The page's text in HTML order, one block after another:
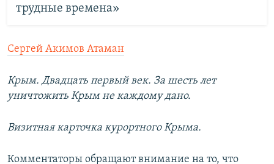
трудные времена»
Сергей Акимов Атаман
Крым. Двадцать первый век. За шесть лет
уничтожить Крым не каждому дано.
Визитная карточка курортного Крыма.
Комментаторы обращают внимание на то, что